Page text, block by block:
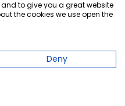
to give you a great website
the cookies we use open the
Deny